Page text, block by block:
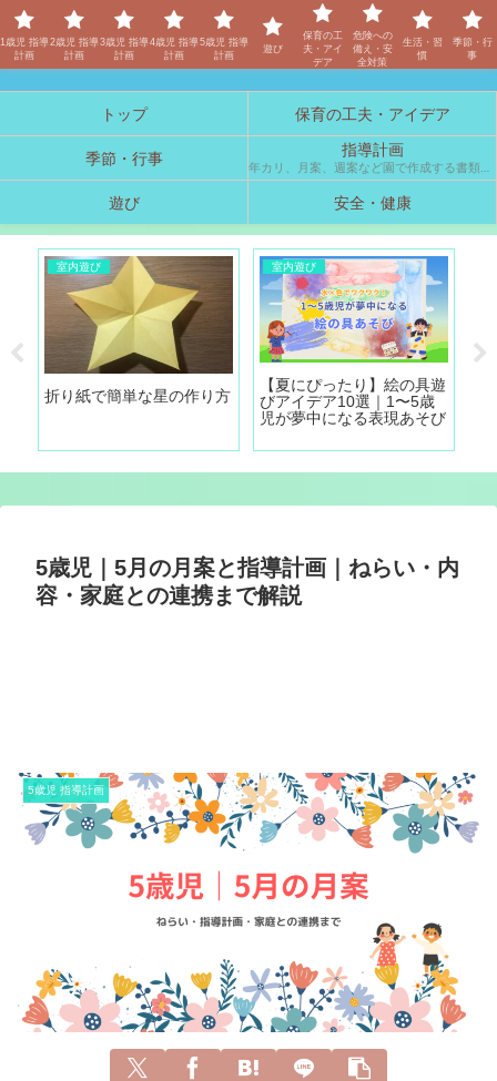
保育士「しの」のブログ
トップ 保育の工夫・アイデア
季節・行事 指導計画
年カリ、月案、週案など園で作成する書類の参考例です。
遊び 安全・健康
室内遊び
折り紙で簡単な星の作り方
室内遊び
【夏にぴったり】絵の具遊
びアイデア10選｜1〜5歳
児が夢中になる表現あそび
5歳児｜5月の月案と指導計画｜ねらい・内
容・家庭との連携まで解説
5歳児 指導計画
1歳児 指導
計画
2歳児 指導
計画
3歳児 指導
計画
4歳児 指導
計画
5歳児 指導
計画
遊び
保育の工
夫・アイ
デア
危険への
備え・安
全対策
生活・習
慣
季節・行
事